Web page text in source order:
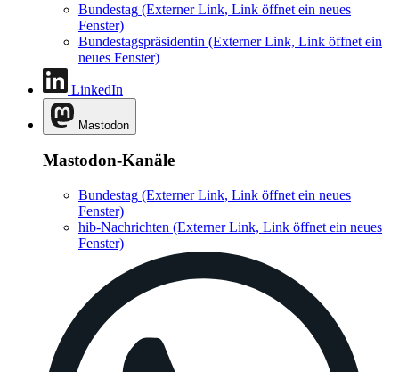
Bundestag (Externer Link, Link öffnet ein neues
Fenster)
Bundestagspräsidentin (Externer Link, Link öffnet ein
neues Fenster)
LinkedIn
Mastodon
Mastodon-Kanäle
Bundestag (Externer Link, Link öffnet ein neues
Fenster)
hib-Nachrichten (Externer Link, Link öffnet ein neues
Fenster)